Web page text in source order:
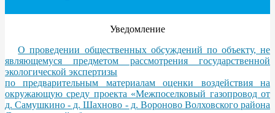
Уведомление
О проведении общественных обсуждений по объекту, не
являющемуся предметом рассмотрения государственной
экологической экспертизы
по предварительным материалам оценки воздействия на
окружающую среду проекта «Межпоселковый газопровод от
д. Самушкино - д. Шахново - д. Вороново Волховского района